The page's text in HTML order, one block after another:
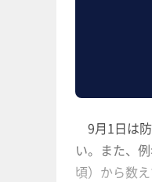
9月1日は
い。また、
頃）から数